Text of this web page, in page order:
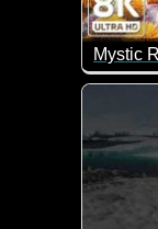
Wenn